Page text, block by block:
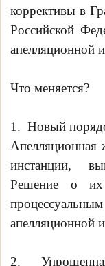
коррективы в
Российской
апелляционной
Что меняется?
1. Новый
Апелляционная
инстанции,
Решение о их
апелляционной
2.